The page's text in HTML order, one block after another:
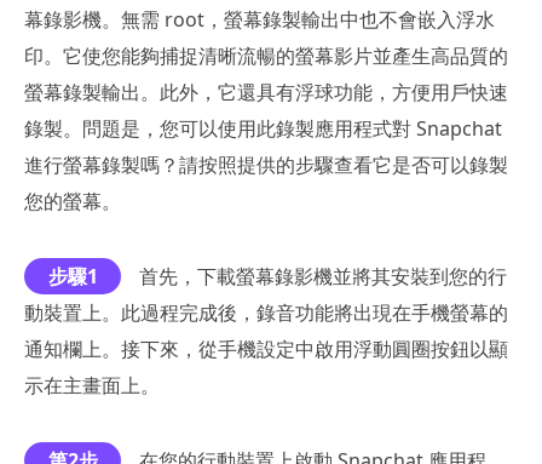
幕錄影機。無需 root，螢幕錄製輸出中也不會嵌入浮水
印。它使您能夠捕捉清晰流暢的螢幕影片並產生高品質的
螢幕錄製輸出。此外，它還具有浮球功能，方便用戶快速
錄製。問題是，您可以使用此錄製應用程式對 Snapchat
進行螢幕錄製嗎？請按照提供的步驟查看它是否可以錄製
您的螢幕。
步驟1
首先，下載螢幕錄影機並將其安裝到您的行
動裝置上。此過程完成後，錄音功能將出現在手機螢幕的
通知欄上。接下來，從手機設定中啟用浮動圓圈按鈕以顯
示在主畫面上。